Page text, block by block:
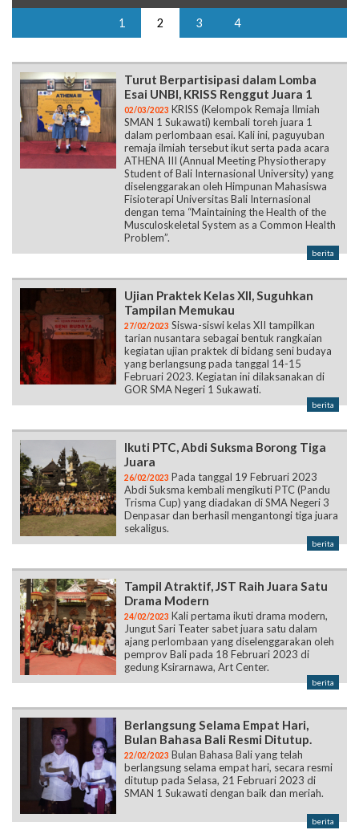
1 2 3 4
Turut Berpartisipasi dalam Lomba
Esai UNBI, KRISS Renggut Juara 1
02/03/2023 KRISS (Kelompok Remaja Ilmiah
SMAN 1 Sukawati) kembali toreh juara 1
dalam perlombaan esai. Kali ini, paguyuban
remaja ilmiah tersebut ikut serta pada acara
ATHENA III (Annual Meeting Physiotherapy
Student of Bali Internasional University) yang
diselenggarakan oleh Himpunan Mahasiswa
Fisioterapi Universitas Bali Internasional
dengan tema “Maintaining the Health of the
Musculoskeletal System as a Common Health
Problem”.
berita
Ujian Praktek Kelas XII, Suguhkan
Tampilan Memukau
27/02/2023 Siswa-siswi kelas XII tampilkan
tarian nusantara sebagai bentuk rangkaian
kegiatan ujian praktek di bidang seni budaya
yang berlangsung pada tanggal 14-15
Februari 2023. Kegiatan ini dilaksanakan di
GOR SMA Negeri 1 Sukawati.
berita
Ikuti PTC, Abdi Suksma Borong Tiga
Juara
26/02/2023 Pada tanggal 19 Februari 2023
Abdi Suksma kembali mengikuti PTC (Pandu
Trisma Cup) yang diadakan di SMA Negeri 3
Denpasar dan berhasil mengantongi tiga juara
sekaligus.
berita
Tampil Atraktif, JST Raih Juara Satu
Drama Modern
24/02/2023 Kali pertama ikuti drama modern,
Jungut Sari Teater sabet juara satu dalam
ajang perlombaan yang diselenggarakan oleh
pemprov Bali pada 18 Februari 2023 di
gedung Ksirarnawa, Art Center.
berita
Berlangsung Selama Empat Hari,
Bulan Bahasa Bali Resmi Ditutup.
22/02/2023 Bulan Bahasa Bali yang telah
berlangsung selama empat hari, secara resmi
ditutup pada Selasa, 21 Februari 2023 di
SMAN 1 Sukawati dengan baik dan meriah.
berita